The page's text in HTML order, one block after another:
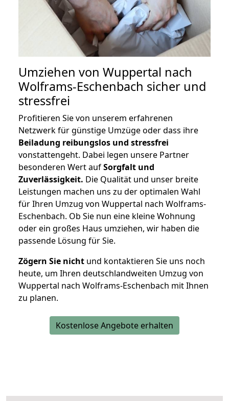
Umziehen von Wuppertal nach
Wolframs-Eschenbach sicher und
stressfrei
Profitieren Sie von unserem erfahrenen
Netzwerk für günstige Umzüge oder dass ihre
Beiladung reibungslos und stressfrei
vonstattengeht. Dabei legen unsere Partner
besonderen Wert aufSorgfalt und
Zuverlässigkeit. Die Qualität und unser breite
Leistungen machen uns zu der optimalen Wahl
für Ihren Umzug von Wuppertal nach Wolframs-
Eschenbach. Ob Sie nun eine kleine Wohnung
oder ein großes Haus umziehen, wir haben die
passende Lösung für Sie.
Zögern Sie nicht und kontaktieren Sie uns noch
heute, um Ihren deutschlandweiten Umzug von
Wuppertal nach Wolframs-Eschenbach mit Ihnen
zu planen.
Kostenlose Angebote erhalten